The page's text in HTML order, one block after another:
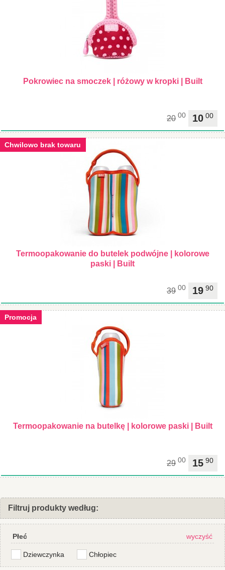
Pokrowiec na smoczek | różowy w kropki | Built
10 00
20 00
Chwilowo brak towaru
Termoopakowanie do butelek podwójne | kolorowe
paski | Built
19 90
39 00
Promocja
Termoopakowanie na butelkę | kolorowe paski | Built
15 90
29 00
Filtruj produkty według:
Płeć wyczyść
Dziewczynka Chłopiec